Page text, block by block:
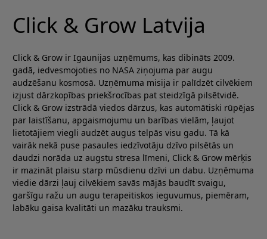
Click & Grow Latvija
Click & Grow ir Igaunijas uzņēmums, kas dibināts 2009.
gadā, iedvesmojoties no NASA ziņojuma par augu
audzēšanu kosmosā. Uzņēmuma misija ir palīdzēt cilvēkiem
izjust dārzkopības priekšrocības pat steidzīgā pilsētvidē.
Click & Grow izstrādā viedos dārzus, kas automātiski rūpējas
par laistīšanu, apgaismojumu un barības vielām, ļaujot
lietotājiem viegli audzēt augus telpās visu gadu. Tā kā
vairāk nekā puse pasaules iedzīvotāju dzīvo pilsētās un
daudzi norāda uz augstu stresa līmeni, Click & Grow mērķis
ir mazināt plaisu starp mūsdienu dzīvi un dabu. Uzņēmuma
viedie dārzi ļauj cilvēkiem savās mājās baudīt svaigu,
garšīgu ražu un augu terapeitiskos ieguvumus, piemēram,
labāku gaisa kvalitāti un mazāku trauksmi.